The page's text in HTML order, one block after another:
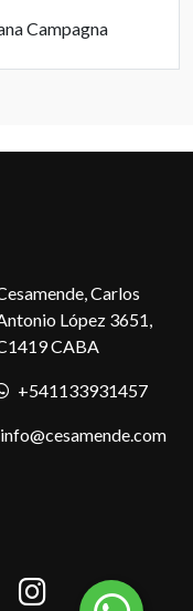
Campagna
Carlos
López 3651,
CABA
+541133931457
info@cesamende.com